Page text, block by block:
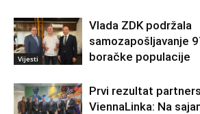
Vijesti
Vlada ZDK podržala
samozapošljavanje
boračke populacije
Prvi rezultat
ViennaLinka: Na